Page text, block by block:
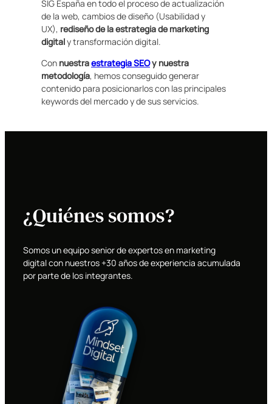
SIG España en todo el proceso de actualización
de la web, cambios de diseño (Usabilidad y
UX), rediseño de la estrategia de marketing
digitaly transformación digital.
Con nuestraestrategia SEOy nuestra
metodología, hemos conseguido generar
contenido para posicionarlos con las principales
keywords del mercado y de sus servicios.
¿Quiénes somos?
Somos un equipo senior de expertos en marketing
digital con nuestros +30 años de experiencia acumulada
por parte de los integrantes.